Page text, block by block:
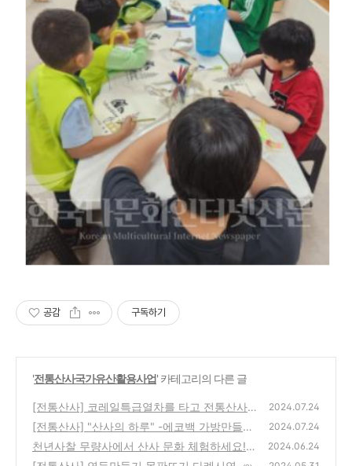
공감 구독하기
'전통산사국가유산활용사업' 카테고리의 다른 글
[전통산사] 코레일특급열차를 타고 전통산사
문화유산 체험
(0)
2024.07.24
[전통산사] "산사의 하루" -에코백 가방만들기
(0)
2024.07.24
천년사찰 무량사에서 산사 문화 체험하세요!
(0)
2024.06.24